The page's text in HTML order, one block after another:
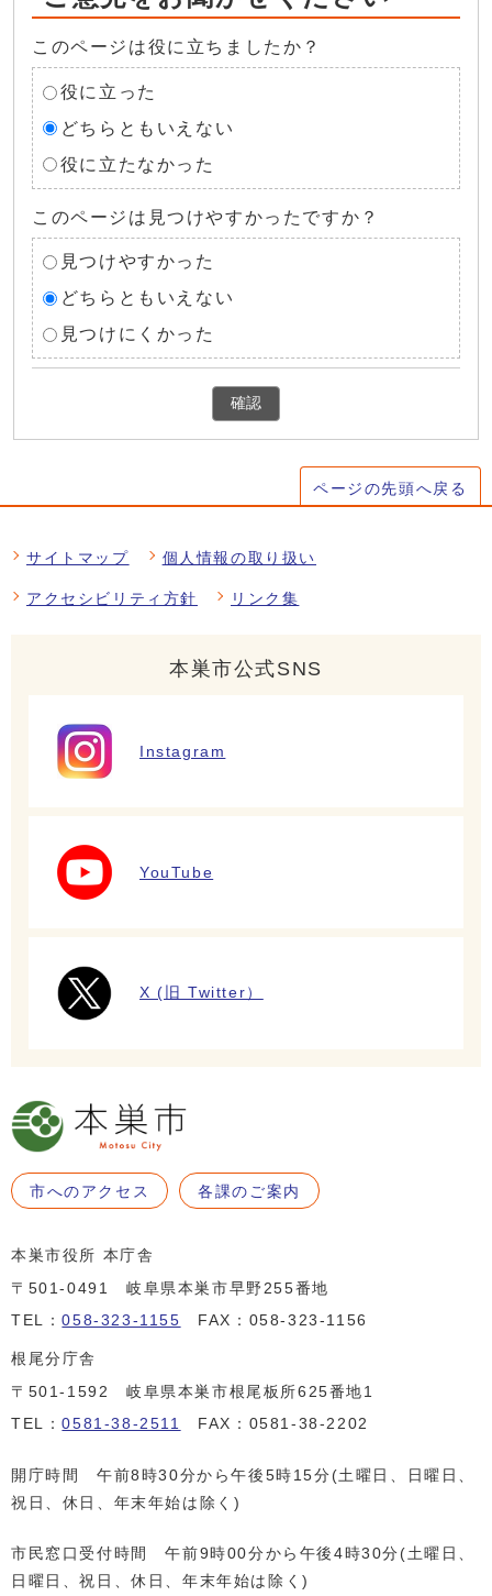
このページは役に立ちましたか？
役に立った
どちらともいえない
役に立たなかった
このページは見つけやすかったですか？
見つけやすかった
どちらともいえない
見つけにくかった
確認
ページの先頭へ戻る
サイトマップ 個人情報の取り扱い
アクセシビリティ方針 リンク集
本巣市公式SNS
Instagram
YouTube
X (旧 Twitter）
市へのアクセス 各課のご案内
本巣市役所 本庁舎
〒501-0491 岐阜県本巣市早野255番地
TEL：058-323-1155 FAX：058-323-1156
根尾分庁舎
〒501-1592 岐阜県本巣市根尾板所625番地1
TEL：0581-38-2511 FAX：0581-38-2202
開庁時間 午前8時30分から午後5時15分(土曜日、日曜日、
祝日、休日、年末年始は除く)
市民窓口受付時間 午前9時00分から午後4時30分(土曜日、
日曜日、祝日、休日、年末年始は除く)